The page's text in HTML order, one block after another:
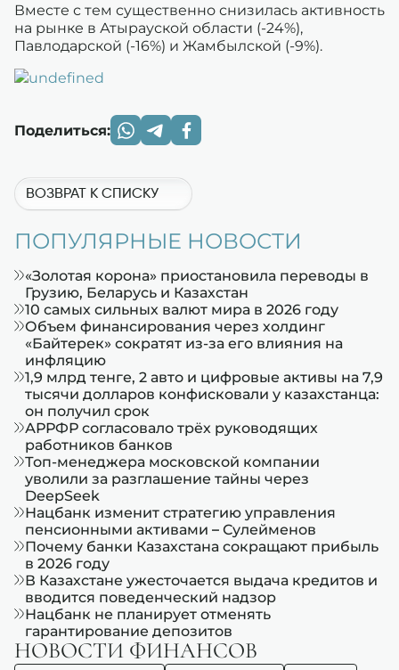
Вместе с тем существенно снизилась активность
на рынке в Атырауской области (-24%),
Павлодарской (-16%) и Жамбылской (-9%).
Поделиться:
ВОЗВРАТ К СПИСКУ
ПОПУЛЯРНЫЕ НОВОСТИ
«Золотая корона» приостановила переводы в
Грузию, Беларусь и Казахстан
10 самых сильных валют мира в 2026 году
Объем финансирования через холдинг
«Байтерек» сократят из-за его влияния на
инфляцию
1,9 млрд тенге, 2 авто и цифровые активы на 7,9
тысячи долларов конфисковали у казахстанца:
он получил срок
АРРФР согласовало трёх руководящих
работников банков
Топ-менеджера московской компании
уволили за разглашение тайны через
DeepSeek
Нацбанк изменит стратегию управления
пенсионными активами – Сулейменов
Почему банки Казахстана сокращают прибыль
в 2026 году
В Казахстане ужесточается выдача кредитов и
вводится поведенческий надзор
Нацбанк не планирует отменять
гарантирование депозитов
НОВОСТИ ФИНАНСОВ